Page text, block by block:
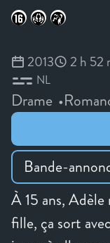
À 15 ans, Adèle
fille, ça sort
2013 2 h 52
NL
Drame
Bande-